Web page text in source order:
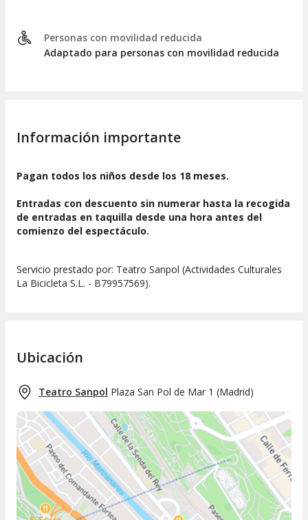
Personas con movilidad reducida
Adaptado para personas con movilidad reducida
Información importante
Pagan todos los niños desde los 18 meses.
Entradas con descuento sin numerar hasta la recogida
de entradas en taquilla desde una hora antes del
comienzo del espectáculo.
Servicio prestado por: Teatro Sanpol (Actividades Culturales
La Bicicleta S.L. - B79957569).
Ubicación
Teatro Sanpol Plaza San Pol de Mar 1 (Madrid)